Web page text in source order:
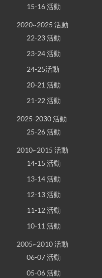
15-16 活動
2020~2025 活動
22-23 活動
23-24 活動
24-25活動
20-21 活動
21-22 活動
2025-2030 活動
25-26 活動
2010~2015 活動
14-15 活動
13-14 活動
12-13 活動
11-12 活動
10-11 活動
2005~2010 活動
06-07 活動
05-06 活動